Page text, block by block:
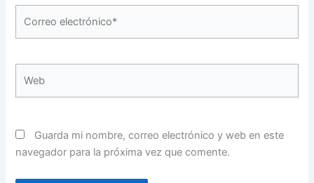
Guarda mi nombre, correo electrónico y web en este
navegador para la próxima vez que comente.